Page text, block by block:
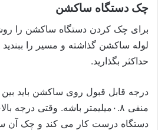
چک دستگاه ساکشن
برای چک کردن دستگاه ساکشن را
لوله ساکشن گذاشته و مسیر را
حداکثر بگذارید.
دستگاه درست کار می کند و چک آن